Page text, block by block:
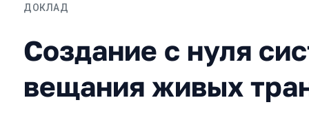
ДОКЛАД
Создание с нуля
Создание с нуля
вещания живых